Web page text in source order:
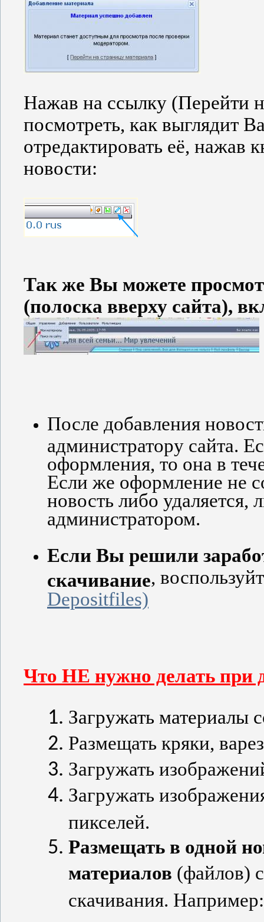
Нажав на ссылку (Перейти
посмотреть, как выглядит
отредактировать её, нажав
новости:
Так же Вы можете
(полоска вверху сайта),
После добавления
администратору сайта.
оформления, то она в
Если же оформление не
новость либо удаляется,
администратором.
Если Вы решили
скачивание,
Depositfiles)
Что НЕ нужно делать при
Загружать материалы
Размещать кряки,
Загружать
Загружать
пикселей.
Размещать в одной
материалов (файлов)
скачивания.